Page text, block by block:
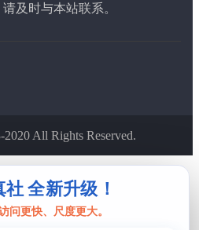
及时与本站联系。
All Rights Reserved.
全新升级！
问更快、尺度更大。